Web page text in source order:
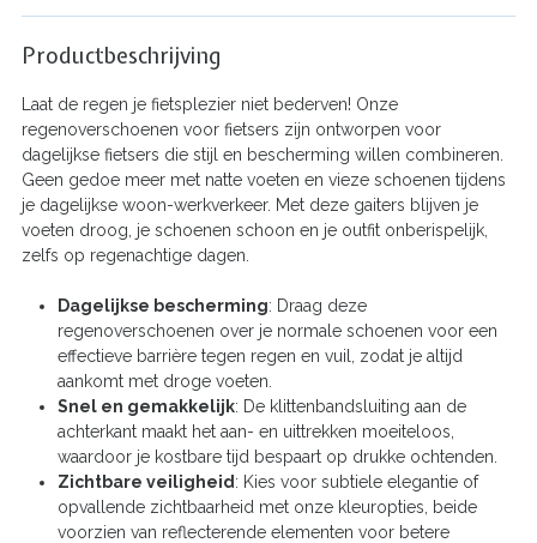
Productbeschrijving
Laat de regen je fietsplezier niet bederven! Onze
regenoverschoenen voor fietsers zijn ontworpen voor
dagelijkse fietsers die stijl en bescherming willen combineren.
Geen gedoe meer met natte voeten en vieze schoenen tijdens
je dagelijkse woon-werkverkeer. Met deze gaiters blijven je
voeten droog, je schoenen schoon en je outfit onberispelijk,
zelfs op regenachtige dagen.
Dagelijkse bescherming: Draag deze
regenoverschoenen over je normale schoenen voor een
effectieve barrière tegen regen en vuil, zodat je altijd
aankomt met droge voeten.
Snel en gemakkelijk: De klittenbandsluiting aan de
achterkant maakt het aan- en uittrekken moeiteloos,
waardoor je kostbare tijd bespaart op drukke ochtenden.
Zichtbare veiligheid : Kies voor subtiele elegantie of
opvallende zichtbaarheid met onze kleuropties, beide
voorzien van reflecterende elementen voor betere